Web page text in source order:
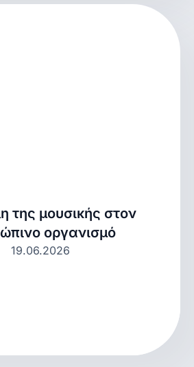
της μουσικής στον
οργανισμό
19.06.2026